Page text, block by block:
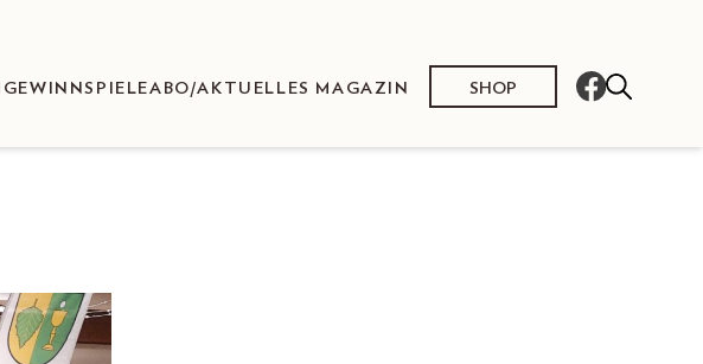
GEWINNSPIELEABO/AKTUELLES MAGAZIN SHOP